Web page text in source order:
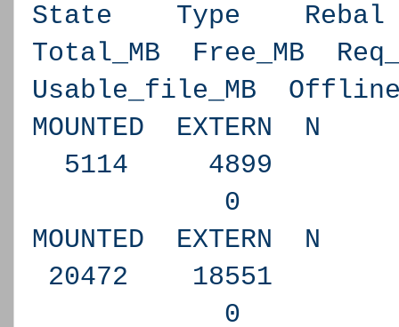
State Type
Total_MB Free_MB
Usable_file_MB
MOUNTED
5114
0 N
MOUNTED
20472
0 N